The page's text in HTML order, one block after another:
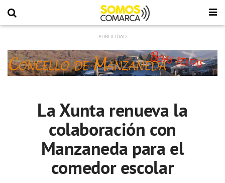
La Xunta renueva la
colaboración con
Manzaneda para el
comedor escolar